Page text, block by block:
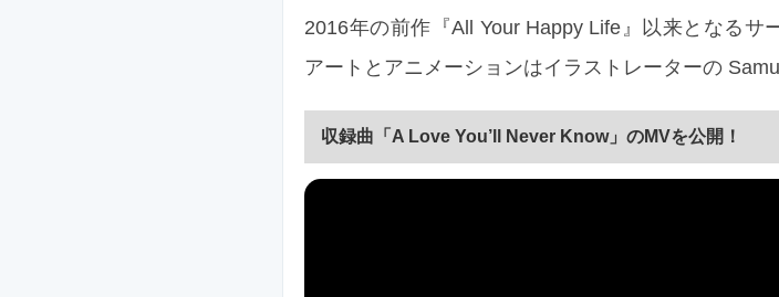
2016年の前作『All Your Happy Life』以来となるサ
アートとアニメーションはイラストレーターの
収録曲「A Love You’ll Never Know」のMVを公開！